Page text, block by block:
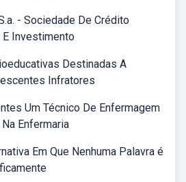
- Sociedade De Crédito
E Investimento
Destinadas A
Infratores
Um Técnico De Enfermagem
Enfermaria
Em Que Nenhuma Palavra é